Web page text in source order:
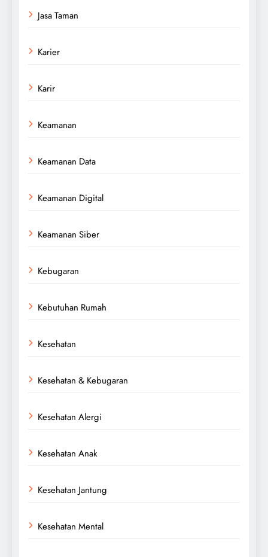
Jasa Taman
Karier
Karir
Keamanan
Keamanan Data
Keamanan Digital
Keamanan Siber
Kebugaran
Kebutuhan Rumah
Kesehatan
Kesehatan & Kebugaran
Kesehatan Alergi
Kesehatan Anak
Kesehatan Jantung
Kesehatan Mental